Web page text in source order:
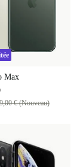
Max
€ (Nouveau)